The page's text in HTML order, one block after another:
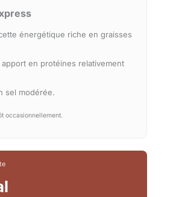
énergétique riche en graisses
apport en protéines relativement
sel modérée.
occasionnellement.